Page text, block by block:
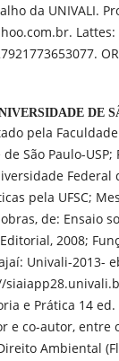
da UNIVALI.
Lattes:
DE
pela
São Paulo-
Federal
pela UFSC;
de: Ensaio
2008;
Univali-2013-
e Prática 14
e co-autor, entre
Ambiental